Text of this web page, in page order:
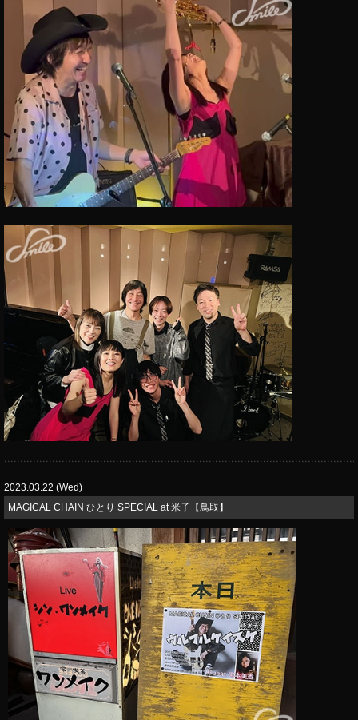
2023.03.22 (Wed)
MAGICAL CHAIN ひとり SPECIAL at 米子【鳥取】